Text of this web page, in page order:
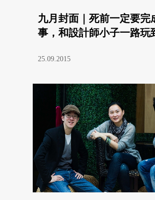
九月封面｜死前一定要完
事，和設計師小子一路玩
25.09.2015